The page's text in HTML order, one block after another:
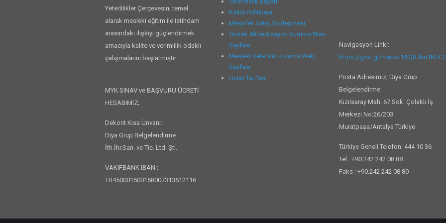
Yeterlilikler Çerçevesini temel
alarak mesleki eğitim ile istihdam
arasındaki ilişkiyi güçlendirmek
amacıyla kalite ve verimlilik odaklı
çalışmalarını başlatmıştır.
MYK SINAV ve BAŞVURU ÜCRETİ
HESABIMIZ;
Dekont Kısa Ünvanı:
Diya Grup Belgelendirme
İth.İhr.San. ve Tic. Ltd. Şti.
VAKIFBANK IBAN ;
TR450001500158007313612116
Kalite Politikası
Mesafeli Satış Sözleşmesi
Türkak Akreditasyon Kurumu Web
Sayfası
Mesleki Yeterlilik Kurumu Web
Sayfası
Ücret Tarifesi
Navigasyon Linki:
https://goo.gl/maps/1AQRJkn1NzC2
Posta Adresimiz; Diya Grup
Belgelendirme
Kızılsaray Mah. 67.Sok. Çolaklı İş
Merkezi No:26/203
Muratpaşa/Antalya Türkiye
Türkiye Geneli Telefon: 444 10 36
Tel : +90.242 242 08 88
Faks : +90.242 242 08 80